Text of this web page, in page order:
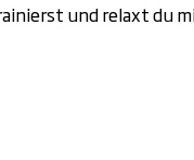
und relaxt du